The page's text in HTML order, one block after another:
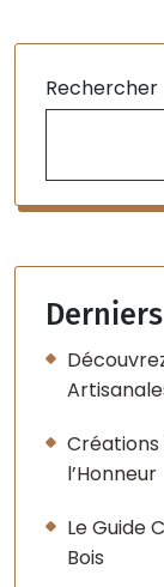
Rechercher
Créations
l’Honneur
Le Guide
Bois